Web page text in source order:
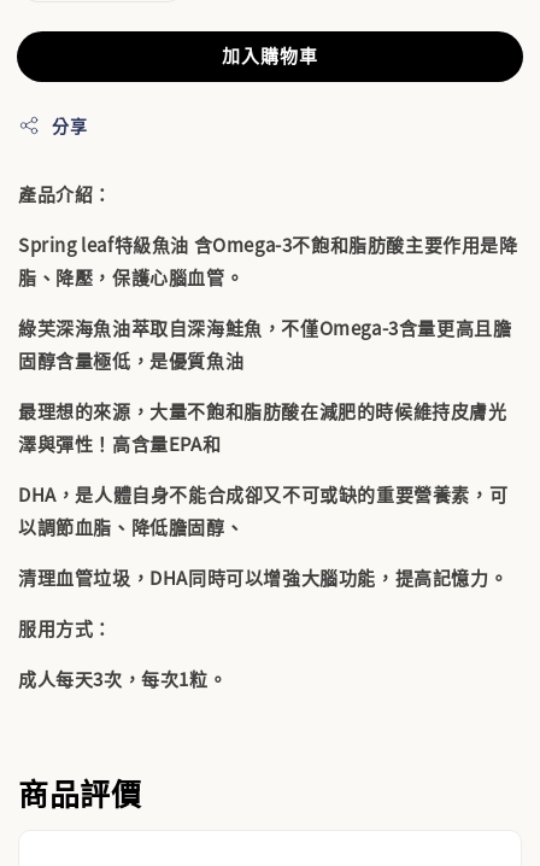
加入購物車
分享
產品介紹：
Spring leaf特級魚油 含Omega-3不飽和脂肪酸主要作用是降
脂、降壓，保護心腦血管。
綠芙深海魚油萃取自深海鮭魚，不僅Omega-3含量更高且膽
固醇含量極低，是優質魚油
最理想的來源，大量不飽和脂肪酸在減肥的時候維持皮膚光
澤與彈性！高含量EPA和
DHA，是人體自身不能合成卻又不可或缺的重要營養素，可
以調節血脂、降低膽固醇、
清理血管垃圾，DHA同時可以增強大腦功能，提高記憶力。
服用方式：
成人每天3次，每次1粒。
商品評價